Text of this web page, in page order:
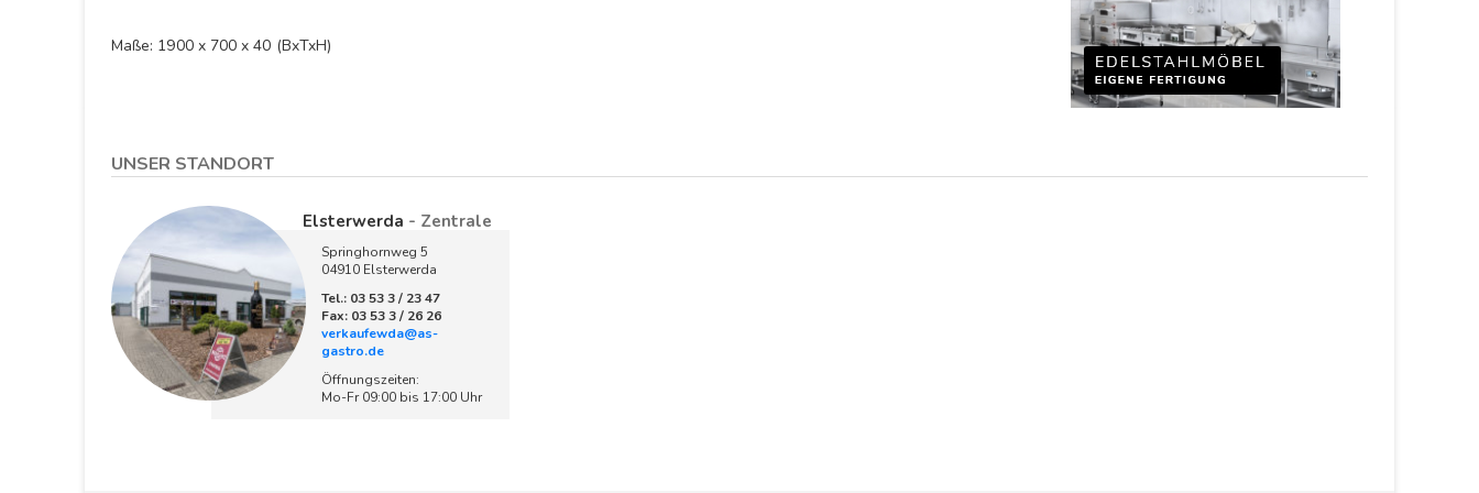
Maße: 1900 x 700 x 40 (BxTxH)
UNSER STANDORT
Elsterwerda - Zentrale
Springhornweg 5
04910 Elsterwerda
Tel.: 03 53 3 / 23 47
Fax: 03 53 3 / 26 26
verkaufewda@as-
gastro.de
Öffnungszeiten:
Mo-Fr 09:00 bis 17:00 Uhr